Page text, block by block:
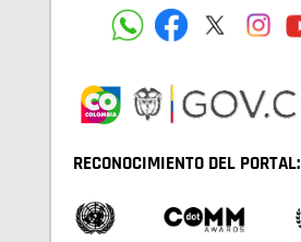
RECONOCIMIENTO DEL PORTAL: